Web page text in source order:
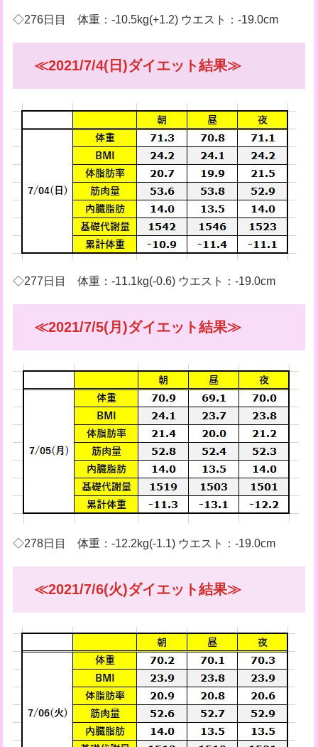
◇276日目 体重：-10.5kg(+1.2) ウエスト：-19.0cm
≪2021/7/4(日)ダイエット結果≫
◇277日目 体重：-11.1kg(-0.6) ウエスト：-19.0cm
≪2021/7/5(月)ダイエット結果≫
◇278日目 体重：-12.2kg(-1.1) ウエスト：-19.0cm
≪2021/7/6(火)ダイエット結果≫